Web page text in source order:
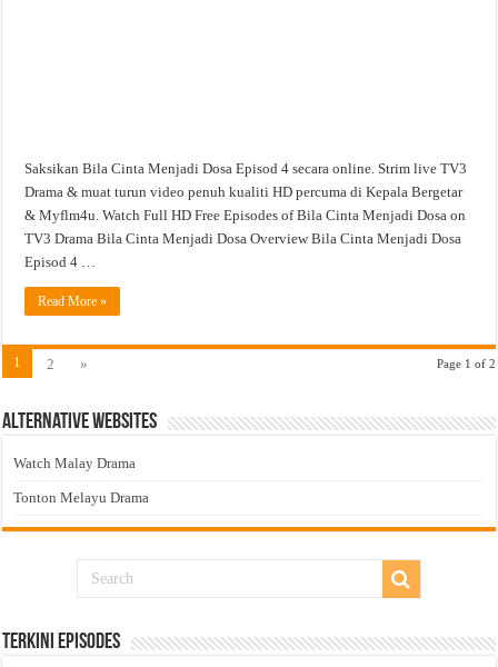
Saksikan Bila Cinta Menjadi Dosa Episod 4 secara online. Strim live TV3
Drama & muat turun video penuh kualiti HD percuma di Kepala Bergetar
& Myflm4u. Watch Full HD Free Episodes of Bila Cinta Menjadi Dosa on
TV3 Drama Bila Cinta Menjadi Dosa Overview Bila Cinta Menjadi Dosa
Episod 4 …
Read More »
Page 1 of 2
1 2 »
Alternative Websites
Watch Malay Drama
Tonton Melayu Drama
Terkini Episodes